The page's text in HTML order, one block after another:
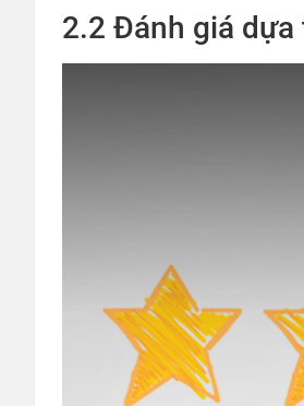
2.2 Đánh giá